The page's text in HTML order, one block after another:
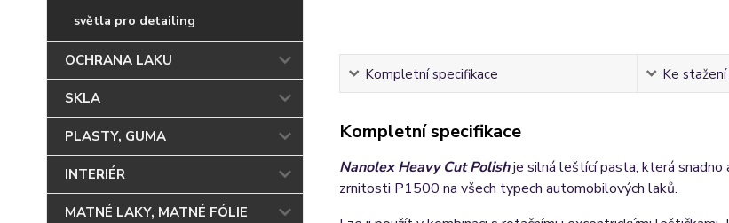
světla pro detailing
OCHRANA LAKU
SKLA
PLASTY, GUMA
INTERIÉR
MATNÉ LAKY, MATNÉ FÓLIE
Kompletní specifikace Ke stažení
Kompletní specifikace
Nanolex Heavy Cut Polishje silná leštící pasta, která snadno
zrnitosti P1500 na všech typech automobilových laků.